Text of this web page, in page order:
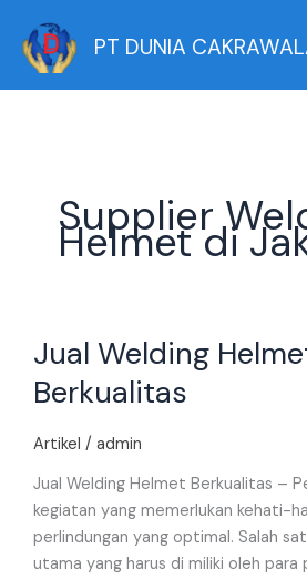
content
PT DUNIA
Supplier
Helmet di
Jual Welding
Berkualitas
Artikel / admin
Jual Welding Helmet Berkualitas –
kegiatan yang memerlukan kehati-
perlindungan yang optimal. Salah
utama yang harus di miliki oleh para
Welding
Berkualitas